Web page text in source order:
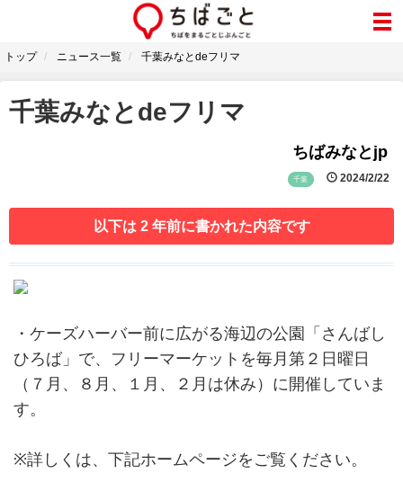
トップ ニュース一覧 千葉みなとdeフリマ
千葉みなとdeフリマ
ちばみなとjp
千葉 2024/2/22
以下は 2 年前に書かれた内容です
・ケーズハーバー前に広がる海辺の公園「さんばし
ひろば」で、フリーマーケットを毎月第２日曜日
（７月、８月、１月、２月は休み）に開催していま
す。
※詳しくは、下記ホームページをご覧ください。